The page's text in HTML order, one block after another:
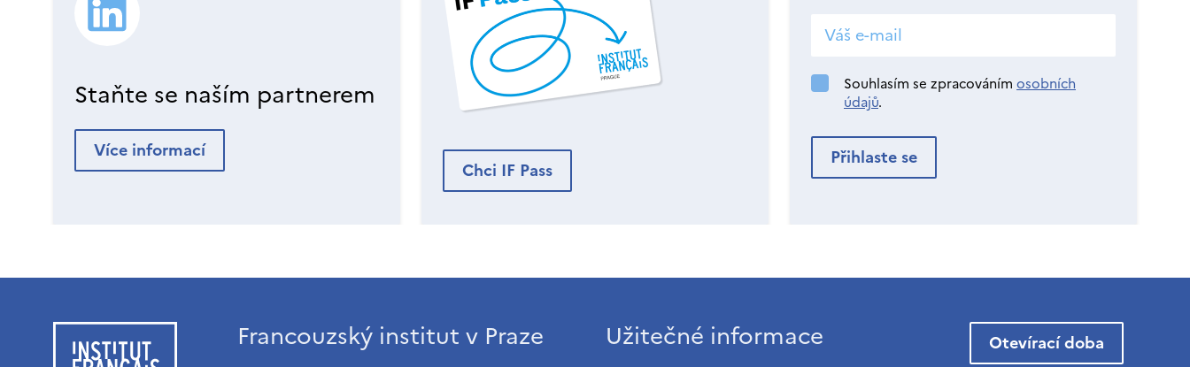
Staňte se naším partnerem
Více informací
Chci IF Pass
Souhlasím se zpracováním osobních
údajů.
Francouzský institut v Praze Užitečné informace Otevírací doba